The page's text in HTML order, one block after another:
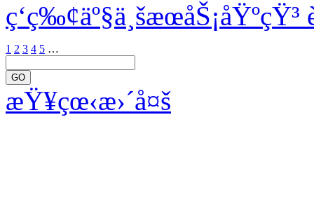
ç­‘ç‰¢äº§ä¸šæœåŠ¡åŸºçŸ³
1 2 3 4 5 …
GO
æŸ¥çœ‹æ›´å¤š